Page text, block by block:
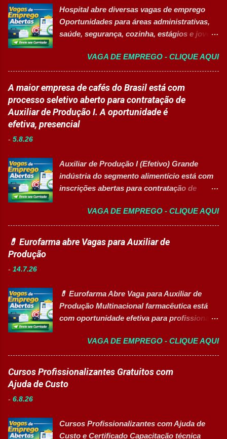
de RH. Executar demais atividades
administrativas da área. Requisitos 18 anos
completos. Ensino médio completo ...
trabalho: Presencial Inscrições até: 11 de
agosto de 2026 Vaga inclusiva para Pessoas
com Deficiência (PcD). Principais atividades
pedagógicas. Auxiliar estudantes em
projetos educacionais. Dar suporte em
atividades recreativas e lúdicas.
Disponibilizar materiais utilizados nas
atividades. Monitorar estudantes durante
aulas e recreios. Contribuir para um
pela liderança. Apoiar diversas ações
educacionais desenvolv...
Hospital abre diversas vagas de emprego
Oportunidades para áreas administrativas,
saúde, segurança, cozinha, estágios e jovem
as oportunidades disponíveis Um dos
maiores hospitais da região está com novas
vagas abertas para contratação em
diferentes setores. As oportunidades
contemplam profissionais de diversos níveis
de escolaridade, além de vagas para estágio,
ambiente hospitalar estruturado, com
atuação em áreas administrativas,
assistenciais, operacionais e de apoio. Vagas
Enfermagem Enfermeiro Vigia (Modalidade
Intermitente) Assistente Administrativo I
(Exclusiva PcD) Auxiliar de Faturamento
VAGA DE EMPREGO - CLIQUE AQUI
A maior empresa de cafés do Brasil está com
processo seletivo aberto para contratação de
Auxiliar de Produção I. A oportunidade é
efetiva, presencial
- 5.8.26
Auxiliar de Produção I (Efetivo) Grande
indústria do segmento alimentício está com
inscrições abertas para contratação de
AGORA Resumo da vaga Cargo: Auxiliar de
Produção I Empresa: Grupo 3Corações Tipo
de contratação: Efetivo (CLT) Modelo de
trabalho: Presencial Inscrições até: 10 de
abastecer materiais para as linhas de
produção. Separar produtos e insumos
utilizados na fabricação. Realizar paletização
o ambiente de trabalho limpo. Auxiliar
operadores nas atividades produtivas.
Comunicar anormalidades nos
equipamentos à manutenção. Cumprir
produtiva. Requisitos Ensino Médio
completo. Disponibilidade para trab...
VAGA DE EMPREGO - CLIQUE AQUI
💊 Eurofarma abre Vagas para Auxiliar de
Produção
- 14.7.26
💊 Eurofarma Abre Vaga para Auxiliar de
Produção Multinacional farmacêutica está
com oportunidade efetiva para profissionais
Deficiência (PcD). 🏢 Sobre a Eurofarma
Com mais de 50 anos de história , a
Eurofarma é uma multinacional brasileira
presente em 22 países , reconhecida pela
melhores empresas para trabalhar,
VAGA DE EMPREGO - CLIQUE AQUI
Cursos Profissionalizantes Gratuitos com
Ajuda de Custo
- 6.8.26
Cursos Profissionalizantes com Ajuda de
Custo e Certificado Capacitação técnica